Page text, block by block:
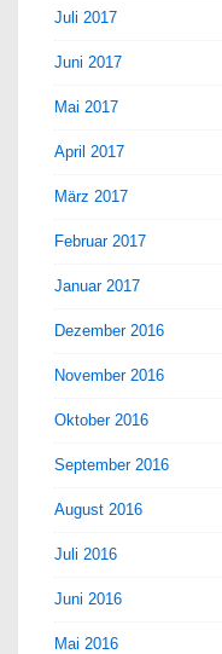
Juli 2017
Juni 2017
Mai 2017
April 2017
März 2017
Februar 2017
Januar 2017
Dezember 2016
November 2016
Oktober 2016
September 2016
August 2016
Juli 2016
Juni 2016
Mai 2016